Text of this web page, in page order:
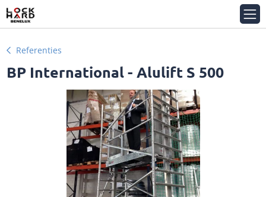
Referenties
BP International - Alulift S 500